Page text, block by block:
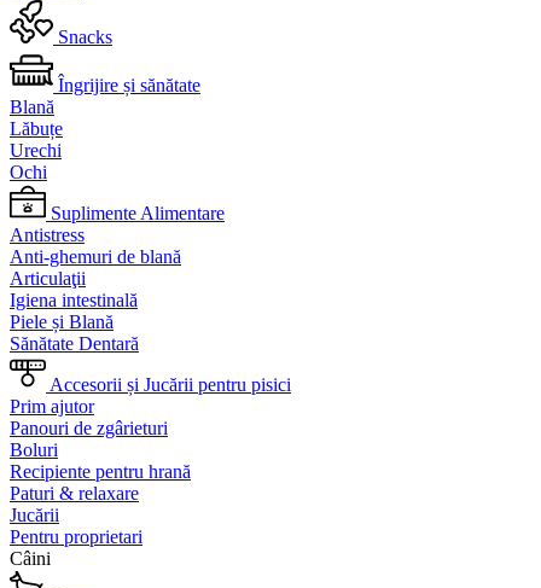
Snacks
Îngrijire și sănătate
Blană
Lăbuțe
Urechi
Ochi
Suplimente Alimentare
Antistress
Anti-ghemuri de blană
Articulaţii
Igiena intestinală
Piele și Blană
Sănătate Dentară
Accesorii și Jucării pentru pisici
Prim ajutor
Panouri de zgârieturi
Boluri
Recipiente pentru hrană
Paturi & relaxare
Jucării
Pentru proprietari
Câini